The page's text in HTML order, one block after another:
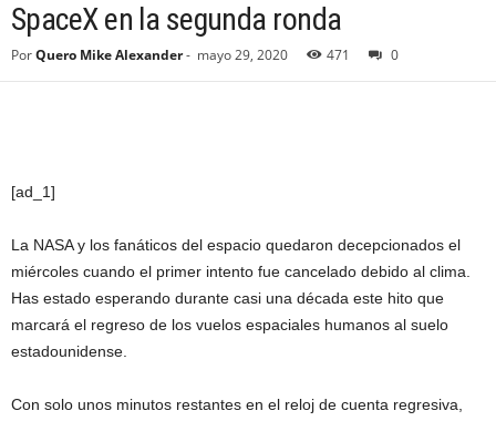
SpaceX en la segunda ronda
PorQuero Mike Alexander- mayo 29, 2020 471 0
[ad_1]
La NASA y los fanáticos del espacio quedaron decepcionados el
miércoles cuando el primer intento fue cancelado debido al clima.
Has estado esperando durante casi una década este hito que
marcará el regreso de los vuelos espaciales humanos al suelo
estadounidense.
Con solo unos minutos restantes en el reloj de cuenta regresiva,